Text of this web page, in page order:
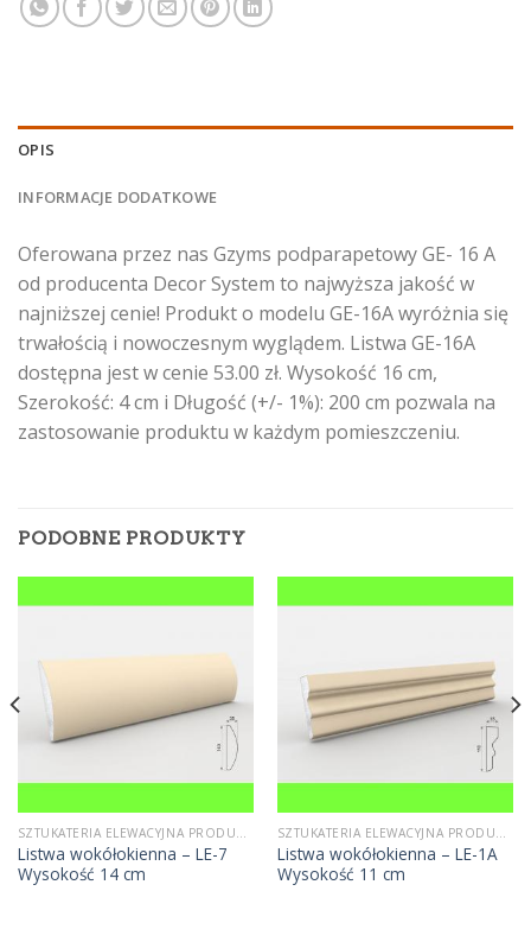
OPIS
INFORMACJE DODATKOWE
Oferowana przez nas Gzyms podparapetowy GE- 16 A
od producenta Decor System to najwyższa jakość w
najniższej cenie! Produkt o modelu GE-16A wyróżnia się
trwałością i nowoczesnym wyglądem. Listwa GE-16A
dostępna jest w cenie 53.00 zł. Wysokość 16 cm,
Szerokość: 4 cm i Długość (+/- 1%): 200 cm pozwala na
zastosowanie produktu w każdym pomieszczeniu.
PODOBNE PRODUKTY
SZTUKATERIA ELEWACYJNA PRODUCENT
Listwa wokółokienna – LE-7
Wysokość 14 cm
SZTUKATERIA ELEWACYJNA PRODUCENT
Listwa wokółokienna – LE-1A
Wysokość 11 cm